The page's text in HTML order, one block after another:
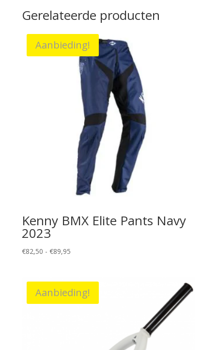
Gerelateerde producten
Aanbieding!
Kenny BMX Elite Pants Navy
2023
€82,50 - €89,95Prijsklasse:
€89,95
Aanbieding!